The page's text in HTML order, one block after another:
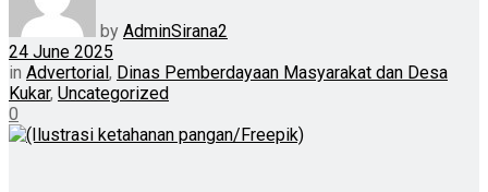
by AdminSirana2
24 June 2025
in Advertorial, Dinas Pemberdayaan Masyarakat dan Desa
Kukar, Uncategorized
0